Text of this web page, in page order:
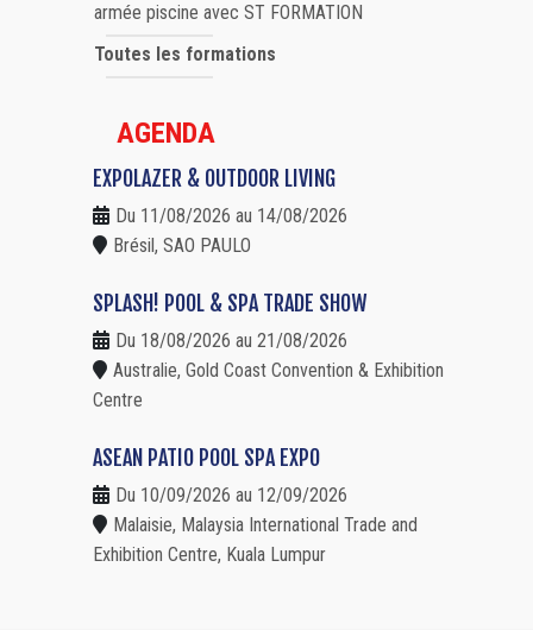
armée piscine avec ST FORMATION
Toutes les formations
AGENDA
EXPOLAZER & OUTDOOR LIVING
Du 11/08/2026 au 14/08/2026
Brésil, SAO PAULO
SPLASH! POOL & SPA TRADE SHOW
Du 18/08/2026 au 21/08/2026
Australie, Gold Coast Convention & Exhibition
Centre
ASEAN PATIO POOL SPA EXPO
Du 10/09/2026 au 12/09/2026
Malaisie, Malaysia International Trade and
Exhibition Centre, Kuala Lumpur